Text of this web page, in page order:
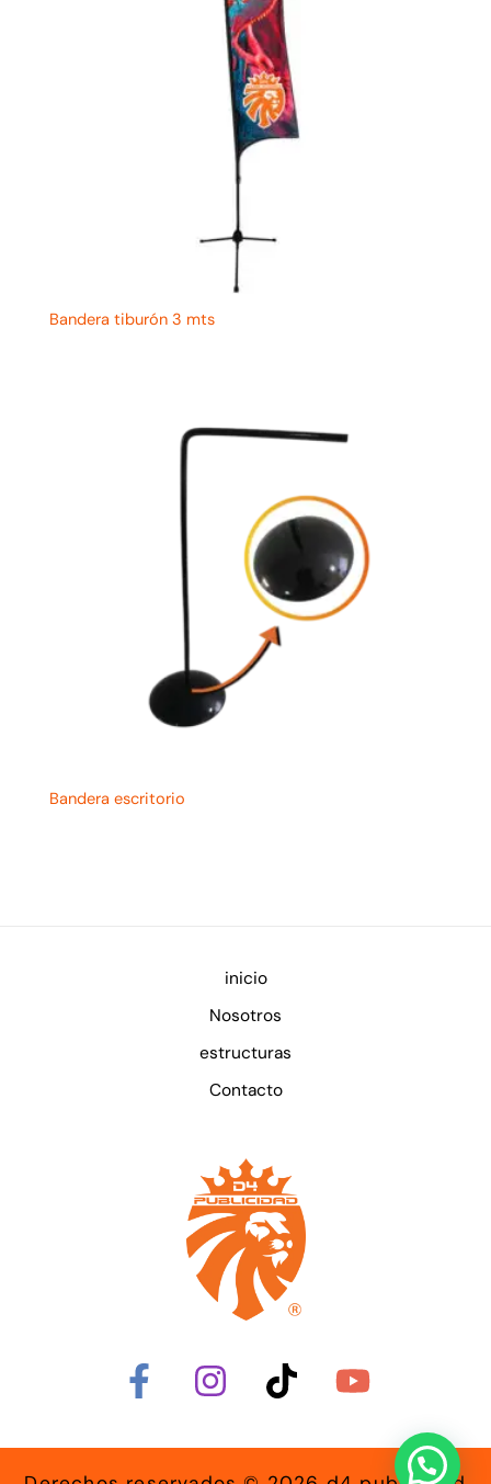
Bandera tiburón 3 mts
Bandera escritorio
inicio
Nosotros
estructuras
Contacto